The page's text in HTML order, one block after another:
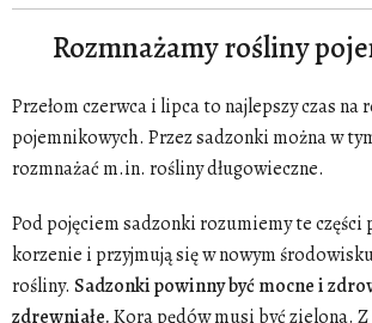
Rozmnażamy rośliny
Przełom czerwca i lipca to najlepszy czas na
pojemnikowych. Przez sadzonki można w
rozmnażać m.in. rośliny długowieczne.
Pod pojęciem sadzonki rozumiemy te części
korzenie i przyjmują się w nowym
rośliny. Sadzonki powinny być mocne i
zdrewniałe.Kora pędów musi być zielona.